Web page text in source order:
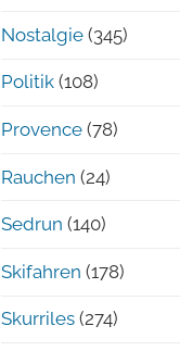
Nostalgie (345)
Politik (108)
Provence (78)
Rauchen (24)
Sedrun (140)
Skifahren (178)
Skurriles (274)